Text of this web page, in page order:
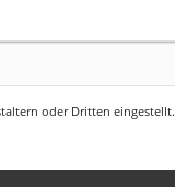
oder Dritten eingestellt.